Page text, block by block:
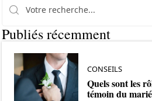
Publiés récemment
CONSEILS
Quels sont les
témoin du